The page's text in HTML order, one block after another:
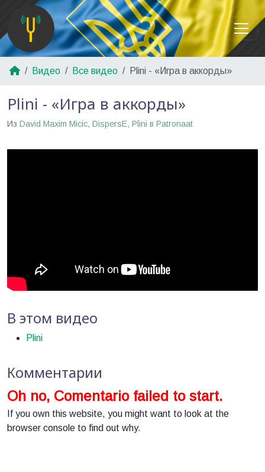
Видео Все видео Plini - «Игра в аккорды»
Plini - «Игра в аккорды»
Из David Maxim Micic, DispersE, Plini в Patronaat
В этом видео
Plini
Комментарии
Oh no, Comentario failed to start.
If you own this website, you might want to look at the
browser console to find out why.